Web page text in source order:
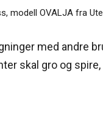
med andre
skal gro og